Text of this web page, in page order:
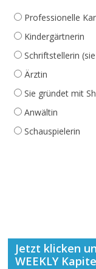
Professionelle
Kindergärtnerin
Schriftstellerin
Ärztin
Sie gründet mit
Anwältin
Schauspielerin
Jetzt klicken
WEEKLY